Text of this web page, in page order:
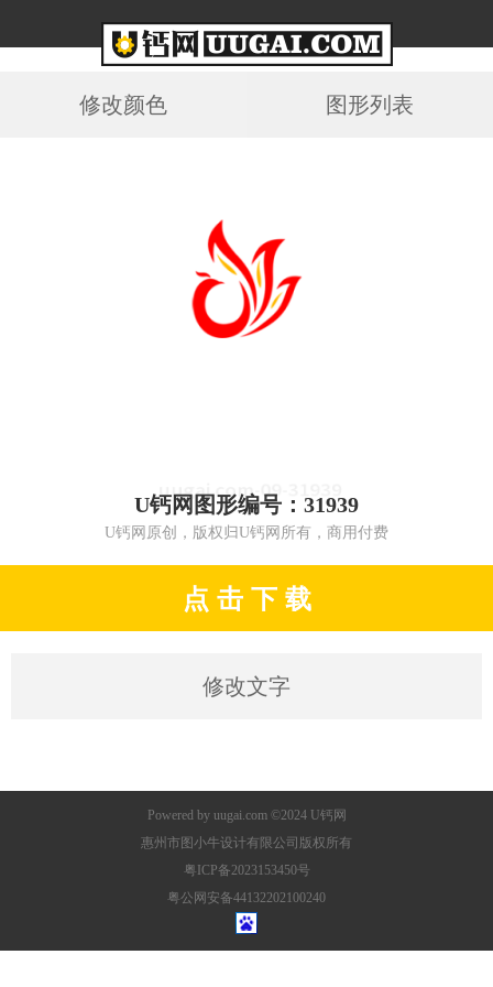
修改颜色 图形列表
U钙网图形编号：31939
U钙网原创，版权归U钙网所有，商用付费
点 击 下 载
修改文字
Powered by uugai.com©2024 U钙网
惠州市图小牛设计有限公司版权所有
粤ICP备2023153450号
粤公网安备44132202100240